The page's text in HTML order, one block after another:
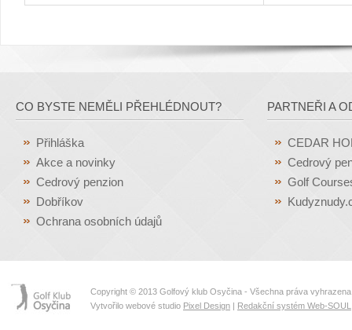
CO BYSTE NEMĚLI PŘEHLÉDNOUT?
Přihláška
Akce a novinky
Cedrový penzion
Dobříkov
Ochrana osobních údajů
PARTNEŘI A
CEDAR
Cedrový
Golf
Copyright © 2013 Golfový klub Osyčina - Všechna práva
Vytvořilo webové studio Pixel Design | Redakční systém Web-SOUL